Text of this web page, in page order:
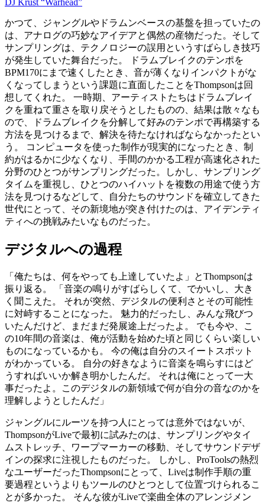
かつて、ジャングルやドラムンベースの基盤を担っていたの
は、アナログの巧妙なアイデアと偶然の産物だった。そして
サンプリングは、テクノロジーの誤用というすばらしき技巧
が発生していた舞台だった。 ドラムブレイクのテンポを
BPM170にまで速くしたとき、音が薄くなりインパクトがな
くなってしまうという課題に直面したことをThompsonは回
想してくれた。 一時期、アーティストたちはドラムブレイ
クを重ねて重さを取り戻そうとしたものの、結果は散々なも
ので、ドラムブレイクを分解して好みのテンポで再構築する
方法を見つけるまで、解決を待たなければならなかったとい
う。 コンピュータを使った制作が現実的になったとき、制
約がはるかに少なくなり、手間のかかる工程が高速化された
分野のひとつがサンプリングだった。しかし、サンプリング
タイムを重視し、ひとつのハイハットを複数の用途で使う方
法を見つけるなどして、自分たちのサウンドを確立してきた
世代にとって、その新境地が突き付けたのは、アイデンティ
ティへの挑戦みたいなものだった。
デジタルへの過程
「俺たちは、何をやっても上達していたよ」とThompsonは
振り返る。 「音楽の鳴りがすばらしくて、でかいし、大き
く聞こえた。 それが突然、デジタルの便利さとその可能性
に対峙することになった。 魅力的だったし、みんな飛びつ
いたんだけど、まだまだ発展途上だったよ。 でも今や、こ
の10年間の音楽は、俺が活動を始めた頃と同じくらい楽しい
ものになっているかも。 今の俺は自分のスイートスポット
がわかっている。 自分の好きなように音楽を鳴らすにはど
うすればいいか解き明かしたんだ。 それは俺にとって一大
事だったよ。このデジタルの新領域で何が自分の音なのかを
理解しようとしたんだ」
ジャングルにルーツを持つ人にとっては意外ではないが、
ThompsonがLiveで最初に試みたのは、サンプリングやタイ
ムストレッチ、ワープマーカーの移動、そしてサウンドデザ
インの探求に注視したものだった。 しかし、ProToolsの熱烈
なユーザーだったThompsonにとって、Liveは制作手順の重
要過程というよりもツールのひとつとして位置づけられるこ
とが多かった。 そんな彼がLiveで楽曲全体のアレンジメン